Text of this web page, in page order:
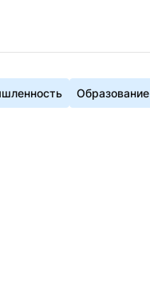
Образование